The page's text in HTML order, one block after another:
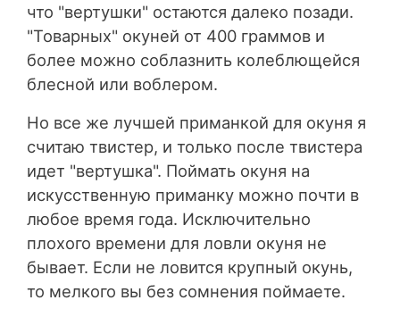
что "вертушки" остаются далеко позади.
"Товарных" окуней от 400 граммов и
более можно соблазнить колеблющейся
блесной или воблером.
Но все же лучшей приманкой для окуня я
считаю твистер, и только после твистера
идет "вертушка". Поймать окуня на
искусственную приманку можно почти в
любое время года. Исключительно
плохого времени для ловли окуня не
бывает. Если не ловится крупный окунь,
то мелкого вы без сомнения поймаете.